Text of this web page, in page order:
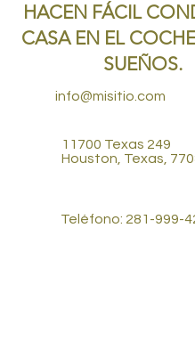
HACEN FÁCIL
CASA EN EL
SUEÑOS.
info@misitio.com
11700 Texas 249
Houston, Texas,
Teléfono: 281-999-